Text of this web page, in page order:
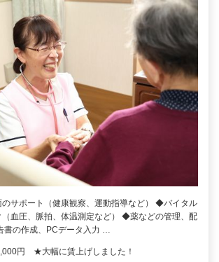
サポート（健康観察、運動指導など） ◆バイタル
（血圧、脈拍、体温測定など） ◆薬などの管理、配
書の作成、PCデータ入力 …
円 ★大幅に賃上げしました！